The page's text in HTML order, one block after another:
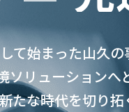
て始まった山久の
ソリューションへ
たな時代を切り拓